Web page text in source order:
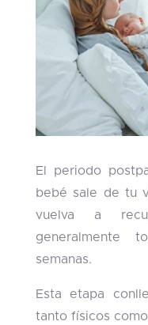
El periodo
bebé sale de tu
vuelva a
generalmente
semanas.
Esta etapa
tanto físicos